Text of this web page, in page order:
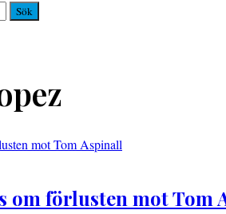
om förlusten mot Tom